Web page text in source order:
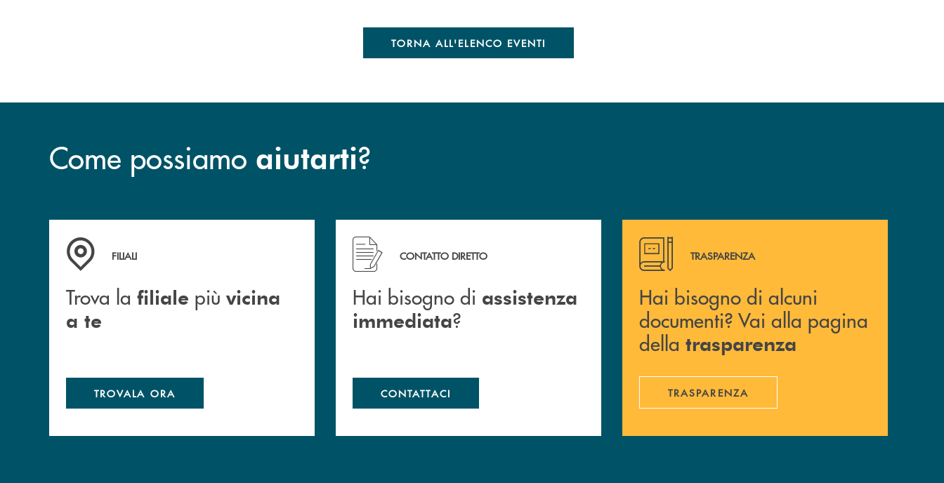
TORNA ALL'ELENCO EVENTI
Come possiamo aiutarti?
Trova la filiale più vicina a te
FILIALI
Trova la filiale più vicina
a te
TROVALA ORA
Hai bisogno di assistenza immediata ?
CONTATTO DIRETTO
Hai bisogno di assistenza
immediata?
CONTATTACI
Hai bisogno di alcuni documenti? Vai alla pagina della
TRASPARENZA
Hai bisogno di alcuni
documenti? Vai alla pagina
della trasparenza
TRASPARENZA